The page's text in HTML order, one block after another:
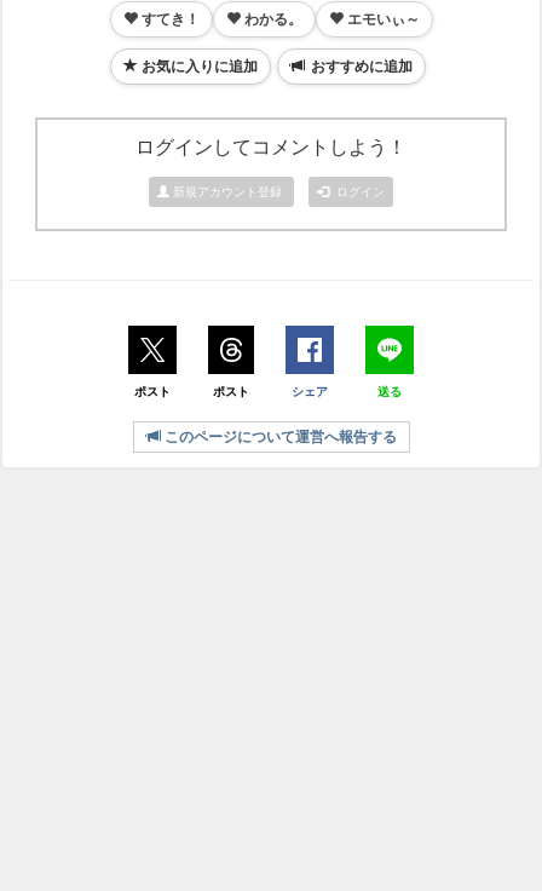
すてき！ わかる。 エモいぃ～
お気に入りに追加 おすすめに追加
ログインしてコメントしよう！
新規アカウント登録 ログイン
ポスト ポスト シェア 送る
このページについて運営へ報告する